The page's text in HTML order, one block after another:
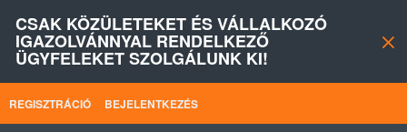
CSAK KÖZÜLETEKET ÉS VÁLLALKOZÓ
IGAZOLVÁNNYAL RENDELKEZŐ
ÜGYFELEKET SZOLGÁLUNK KI!
REGISZTRÁCIÓ BEJELENTKEZÉS